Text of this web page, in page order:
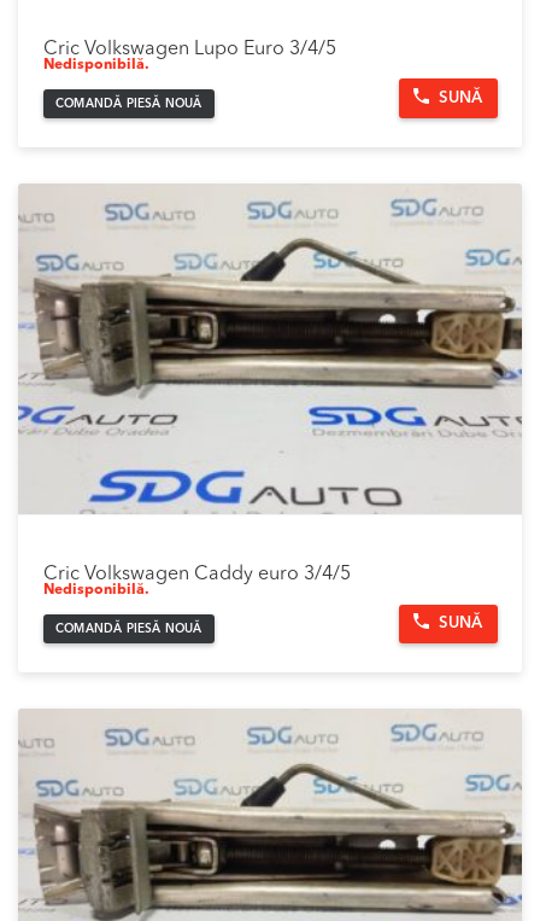
Cric Volkswagen Lupo Euro 3/4/5
Nedisponibilă.
COMANDĂ PIESĂ NOUĂ SUNĂ
Cric Volkswagen Caddy euro 3/4/5
Nedisponibilă.
COMANDĂ PIESĂ NOUĂ SUNĂ